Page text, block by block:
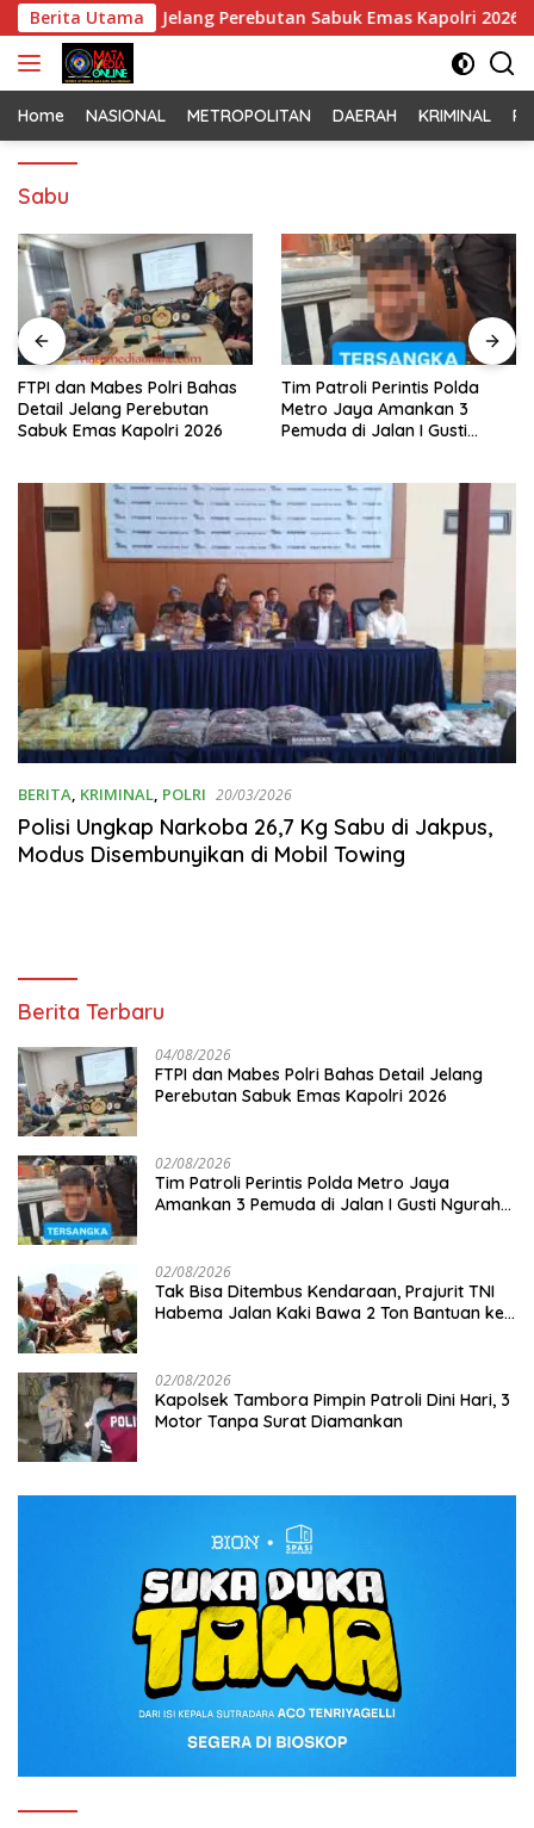
Langsung
ke
konten
Berita Utama
Bahas Detail Jelang Perebutan Sabuk Emas Kapolri 2026
Home NASIONAL METROPOLITAN DAERAH KRIMINAL
Sabu
FTPI dan Mabes Polri Bahas
Detail Jelang Perebutan
Sabuk Emas Kapolri 2026
Tim Patroli Perintis Polda
Metro Jaya Amankan 3
Pemuda di Jalan I Gusti
BERITA, KRIMINAL, POLRI 20/03/2026
Polisi Ungkap Narkoba 26,7 Kg Sabu di Jakpus,
Modus Disembunyikan di Mobil Towing
Berita Terbaru
04/08/2026
FTPI dan Mabes Polri Bahas Detail Jelang
Perebutan Sabuk Emas Kapolri 2026
02/08/2026
Tim Patroli Perintis Polda Metro Jaya
Amankan 3 Pemuda di Jalan I Gusti Ngurah
02/08/2026
Tak Bisa Ditembus Kendaraan, Prajurit TNI
Habema Jalan Kaki Bawa 2 Ton Bantuan ke
02/08/2026
Kapolsek Tambora Pimpin Patroli Dini Hari, 3
Motor Tanpa Surat Diamankan